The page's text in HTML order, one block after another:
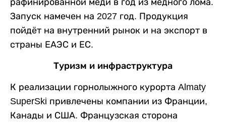
рафинированной меди в год из медного лома.
Запуск намечен на 2027 год. Продукция
пойдёт на внутренний рынок и на экспорт в
страны ЕАЭС и ЕС.
Туризм и инфраструктура
К реализации горнолыжного курорта Almaty
SuperSki привлечены компании из Франции,
Канады и США. Французская сторона